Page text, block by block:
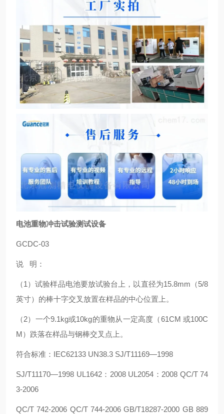
电池重物冲击试验测试设备
GCDC-03
说 明：
（1）试验样品电池要放试验台上，以直径为15.8mm（5/8
英寸）的棒十字交叉放置在样品的中心位置上。
（2）一个9.1kg或10kg的重物从一定高度（61CM 或100C
M）跌落在样品与钢棒交叉点上。
符合标准：IEC62133 UN38.3 SJ/T11169—1998
SJ/T11170—1998 UL1642：2008 UL2054：2008 QC/T 74
3-2006
QC/T 742-2006 QC/T 744-2006 GB/T18287-2000 GB 889